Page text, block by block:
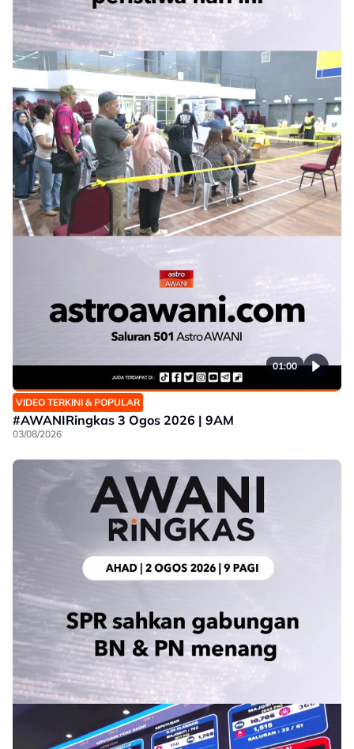
01:00
VIDEO TERKINI & POPULAR
#AWANIRingkas 3 Ogos 2026 | 9AM
03/08/2026